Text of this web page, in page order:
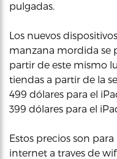
pulgadas.
Los nuevos
manzana mordida se
partir de este mismo
tiendas a partir de la
499 dólares para el
399 dólares para el
Estos precios son
internet a traves de